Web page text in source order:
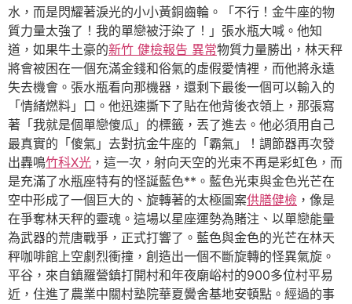
水，而是閃耀著淚光的小小黃銅齒輪。「不行！金牛座的物
質力量太強了！我的單戀被汙染了！」張水瓶大喊。他知
道，如果牛土豪的新竹 健檢報告 異常物質力量勝出，林天秤
將會被困在一個充滿金錢和俗氣的虛假愛情裡，而他將永遠
失去機會。張水瓶看向那機器，還剩下最後一個可以輸入的
「情緒燃料」口。他迅速撕下了貼在他背後衣領上，那張寫
著「我就是個單戀傻瓜」的標籤，丟了進去。他必須用自己
最真實的「傻氣」去對抗金牛座的「霸氣」！調節器再次發
出轟鳴竹科X光 ，這一次，射向天空的光束不再是彩虹色，而
是充滿了水瓶座特有的怪誕藍色**。藍色光束與金色光芒在
空中形成了一個巨大的、旋轉著的太極圖案供膳健檢 ，像是
在爭奪林天秤的靈魂。這場以星座運勢為賭注、以單戀能量
為武器的荒唐戰爭，正式打響了。藍色與金色的光芒在林天
秤咖啡館上空劇烈衝撞，創造出一個不斷旋轉的怪異氣旋。
平谷，來自鎮羅營鎮打開村和年夜廟峪村的900多位村平易
近，住進了農業中關村塾院華夏黌舍基地安頓點。經過的事